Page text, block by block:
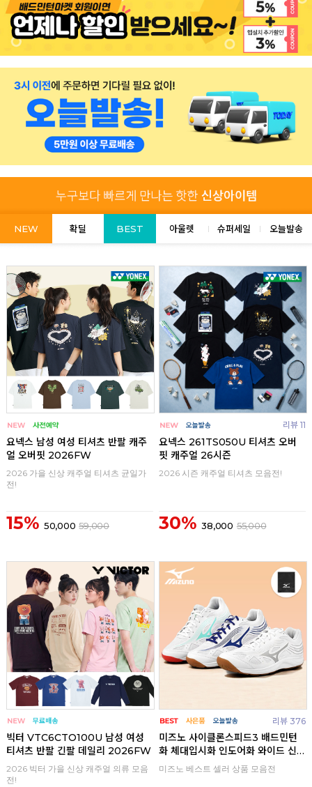
NEW 확딜 BEST 아울렛 슈퍼세일 오늘발송
요넥스 남성 여성 티셔츠 반팔 캐주
얼 오버핏 2026FW
2026 가을 신상 캐주얼 티셔츠 균일가
전!
15% 50,000 59,000
리뷰 11
요넥스 261TS050U 티셔츠 오버
핏 캐주얼 26시즌
2026 시즌 캐주얼 티셔츠 모음전!
30% 38,000 55,000
빅터 VTC6CTO100U 남성 여성
티셔츠 반팔 긴팔 데일리 2026FW
2026 빅터 가을 신상 캐주얼 의류 모음
전!
리뷰 376
미즈노 사이클론스피드3 배드민턴
화 체대입시화 인도어화 와이드 신
발
미즈노 베스트 셀러 상품 모음전